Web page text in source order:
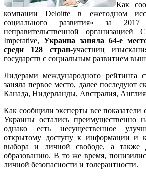
Как
компании Deloitte в ежегодном
социального развития» за
неправительственной
Imperative, Украина заняла 64-е
среди 128 стран-участниц
государств с социальным развитием
Лидерами международного рейтинга
заняла первое место, далее последуют
Канада, Нидерланды, Австралия,
Как сообщили эксперты все показатели
Украины остались преимущественно
однако есть несущественное
открытому доступу к информации и
выбора и личной свободе, а также
образованию. В то же время,
личной безопасности и толерантности.